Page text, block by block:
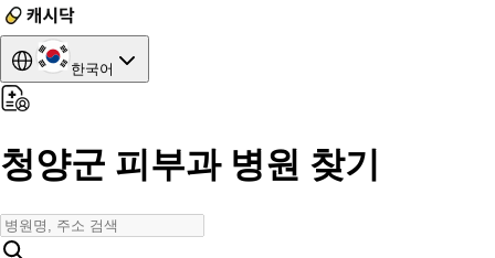
한국어
청양군 피부과 병원 찾기